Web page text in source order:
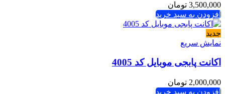
3,500,000 تومان
افزودن به سبد خرید
جدید
نمایش سریع
اکانت پابجی موبایل کد 4005
2,000,000 تومان
افزودن به سبد خرید